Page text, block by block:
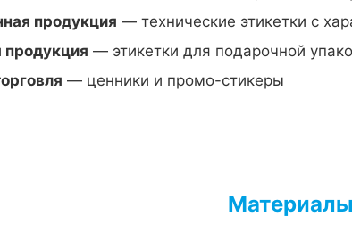
продукция — технические этикетки с
продукция — этикетки для подарочной
— ценники и промо-стикеры
Материалы